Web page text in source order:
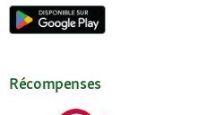
Récompenses